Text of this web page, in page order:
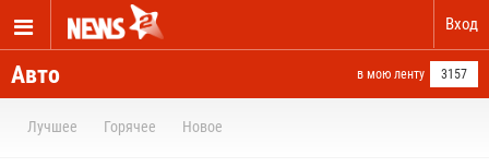
Вход
Авто в мою ленту 3157
Лучшее Горячее Новое